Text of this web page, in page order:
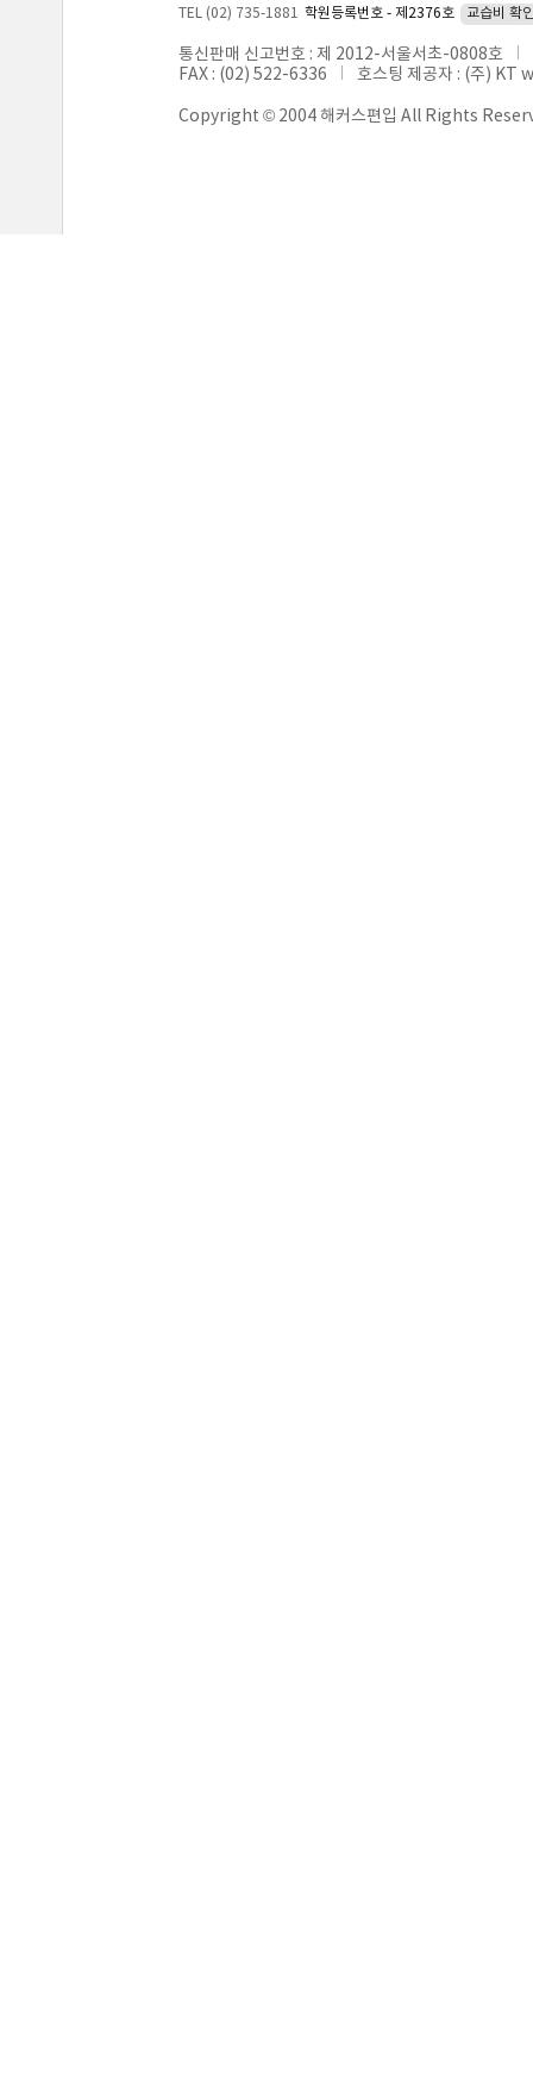
TEL (02) 735-1881 학원등록번호 - 제2376호 교습비 확
통신판매 신고번호 : 제 2012-서울서초-0808호
FAX : (02) 522-6336
호스팅 제공자 : (주)
Copyright © 2004 해커스편입 All Rights